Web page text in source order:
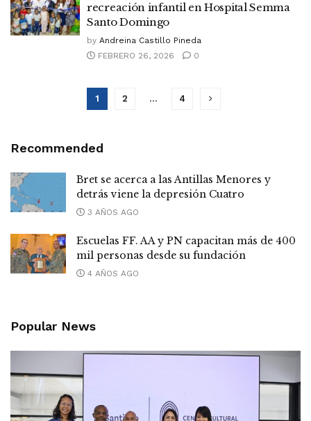
recreación infantil en Hospital Semma
Santo Domingo
by Andreina Castillo Pineda
FEBRERO 26, 2026
0
1 2 … 4
Recommended
Bret se acerca a las Antillas Menores y
detrás viene la depresión Cuatro
3 AÑOS AGO
Escuelas FF. AA y PN capacitan más de 400
mil personas desde su fundación
4 AÑOS AGO
Popular News